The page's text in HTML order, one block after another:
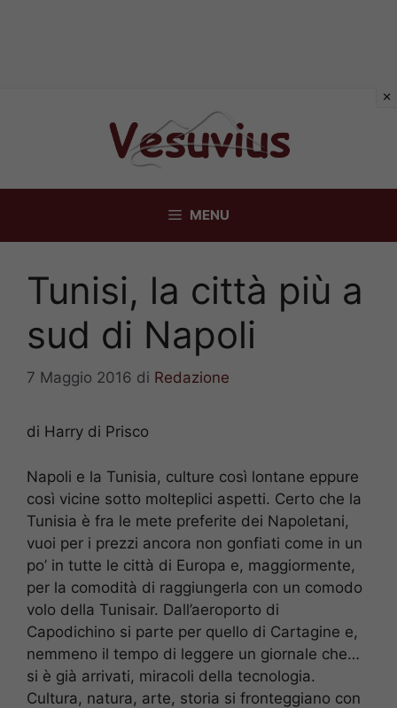
MENU
Tunisi, la città più a
sud di Napoli
7 Maggio 2016 di Redazione
di Harry di Prisco
Napoli e la Tunisia, culture così lontane eppure
così vicine sotto molteplici aspetti. Certo che la
Tunisia è fra le mete preferite dei Napoletani,
vuoi per i prezzi ancora non gonfiati come in un
po’ in tutte le città di Europa e, maggiormente,
per la comodità di raggiungerla con un comodo
volo della Tunisair. Dall’aeroporto di
Capodichino si parte per quello di Cartagine e,
nemmeno il tempo di leggere un giornale che…
si è già arrivati, miracoli della tecnologia.
Cultura, natura, arte, storia si fronteggiano con